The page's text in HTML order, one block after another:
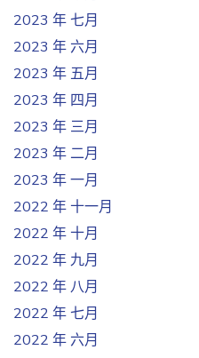
2023 年 七月
2023 年 六月
2023 年 五月
2023 年 四月
2023 年 三月
2023 年 二月
2023 年 一月
2022 年 十一月
2022 年 十月
2022 年 九月
2022 年 八月
2022 年 七月
2022 年 六月